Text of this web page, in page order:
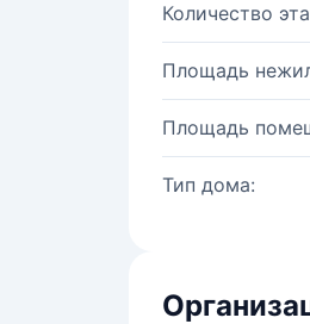
Количество
Площадь
Площадь
Тип дома: